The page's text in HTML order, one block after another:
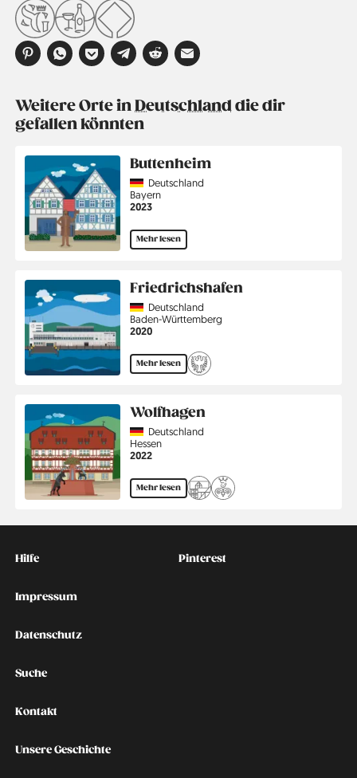
Weitere Orte inDeutschlanddie dir
gefallen könnten
Buttenheim
CountryDeutschland
Region
Bayern
Jahr
2023
Mehr lesen
Friedrichshafen
CountryDeutschland
Region
Baden-Württemberg
Jahr
2020
Mehr lesen
Wolfhagen
CountryDeutschland
Region
Hessen
Jahr
2022
Mehr lesen
Kontakt
Hilfe
Impressum
Datenschutz
Suche
Kontakt
Unsere Geschichte
Social
Pinterest